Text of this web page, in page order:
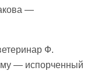
—
Ф.
— испорченный